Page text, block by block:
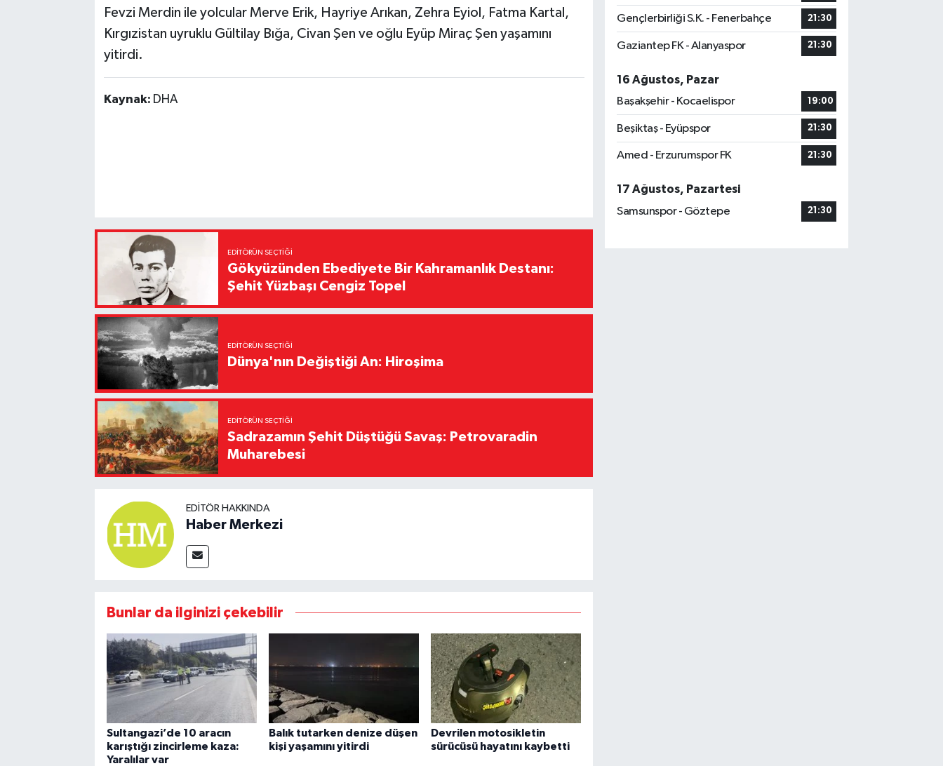
Fevzi Merdin ile yolcular Merve Erik, Hayriye Arıkan, Zehra Eyiol, Fatma Kartal,
Kırgızistan uyruklu Gültilay Bığa, Civan Şen ve oğlu Eyüp Miraç Şen yaşamını
yitirdi.
Kaynak: DHA
EDITÖRÜN SEÇTIĞI
Gökyüzünden Ebediyete Bir Kahramanlık Destanı:
Şehit Yüzbaşı Cengiz Topel
EDITÖRÜN SEÇTIĞI
Dünya'nın Değiştiği An: Hiroşima
EDITÖRÜN SEÇTIĞI
Sadrazamın Şehit Düştüğü Savaş: Petrovaradin
Muharebesi
EDITÖR HAKKINDA
Haber Merkezi
Bunlar da ilginizi çekebilir
Sultangazi’de 10 aracın
karıştığı zincirleme kaza:
Yaralılar var
Balık tutarken denize düşen
kişi yaşamını yitirdi
Devrilen motosikletin
sürücüsü hayatını kaybetti
Gençlerbirliği S.K. - Fenerbahçe 21:30
Gaziantep FK - Alanyaspor 21:30
16 Ağustos, Pazar
Başakşehir - Kocaelispor
19:00
Beşiktaş - Eyüpspor 21:30
Amed - Erzurumspor FK 21:30
17 Ağustos, Pazartesi
Samsunspor - Göztepe
21:30